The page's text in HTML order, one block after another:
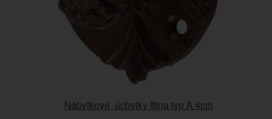
Nábytkové úchytky litina typ A 4cm